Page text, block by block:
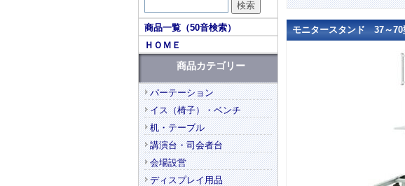
モニタースタンド 37～70
商品一覧（50音検索）
ＨＯＭＥ
商品カテゴリー
パーテーション
イス（椅子）・ベンチ
机・テーブル
講演台・司会者台
会場設営
ディスプレイ用品